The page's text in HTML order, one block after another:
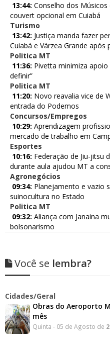
13:44: Conselho dos
couvert opcional em Cuiabá
Turismo
13:42: Justiça manda fazer
Cuiabá e Várzea Grande
Politica MT
11:36: Pivetta minimiza apoio
definir”
Politica MT
11:20: Novo reavalia vice de
entrada do Podemos
Concursos/Empregos
10:29: Aprendizagem
mercado de trabalho em
Esportes
10:16: Federação de Jiu-jitsu
durante aula ajudou MT a
Agronegócios
09:34: Planejamento e vazio
suinocultura no Estado
Politica MT
09:32: Aliança com Janaina
bolsonarismo
Você se lembra?
Cidades/Geral
Obras do Aeroporto
mês
Quinta - 05 de Agosto de